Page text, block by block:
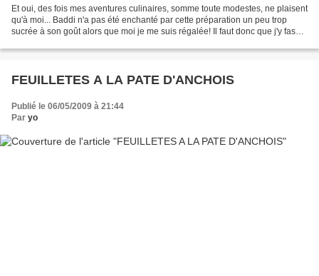
Et oui, des fois mes aventures culinaires, somme toute modestes, ne plaisent
qu'à moi... Baddi n'a pas été enchanté par cette préparation un peu trop
sucrée à son goût alors que moi je me suis régalée! Il faut donc que j'y fasse
FEUILLETES A LA PATE D'ANCHOIS
Publié le 06/05/2009 à 21:44
Par yo